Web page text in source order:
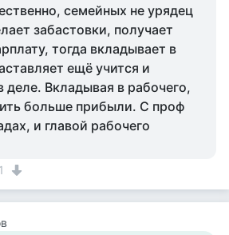
семейных не урядец
забастовки, получает
тогда вкладывает в
ещё учится и
деле. Вкладывая в рабочего,
больше прибыли. С проф
и главой рабочего
1